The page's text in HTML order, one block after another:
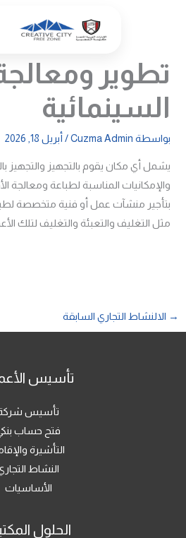
تطوير
السينمائية
بواسطة Cuzma Admin
/ أبريل 18, 2026
يشمل أي مكان يقوم بالتجهيز والتجهيز
والإمكانيات المناسبة لطباعة ومعالجة
بتأجير منشآت عمل أو فنية متخصصة
مثل التغليف والتعبئة والتغليف لتلك
→ الالنشاط التجاري السابقة
تأسيس
تأسيس
فتح حساب
التأشيرة
النشاط
الأساسيات
الحلول